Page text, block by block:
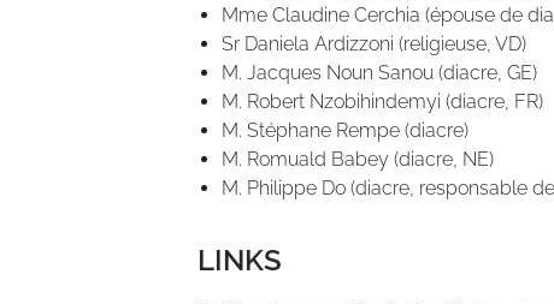
Mme Claudine Cerchia (épouse de
Sr Daniela Ardizzoni (religieuse, VD)
M. Jacques Noun Sanou (diacre, GE)
M. Robert Nzobihindemyi (diacre, FR)
M. Stéphane Rempe (diacre)
M. Romuald Babey (diacre, NE)
M. Philippe Do (diacre, responsable
LINKS